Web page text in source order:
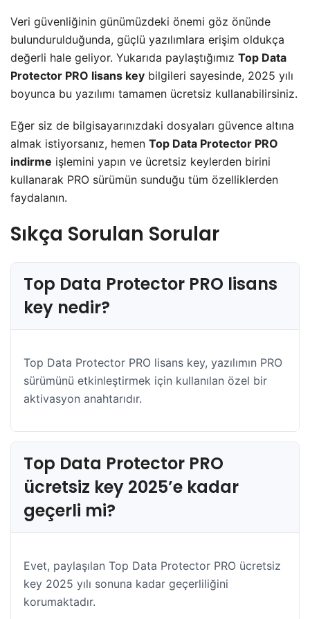
Veri güvenliğinin günümüzdeki önemi göz önünde
bulundurulduğunda, güçlü yazılımlara erişim oldukça
değerli hale geliyor. Yukarıda paylaştığımız Top Data
Protector PRO lisans key bilgileri sayesinde, 2025 yılı
boyunca bu yazılımı tamamen ücretsiz kullanabilirsiniz.
Eğer siz de bilgisayarınızdaki dosyaları güvence altına
almak istiyorsanız, hemen Top Data Protector PRO
indirme işlemini yapın ve ücretsiz keylerden birini
kullanarak PRO sürümün sunduğu tüm özelliklerden
faydalanın.
Sıkça Sorulan Sorular
Top Data Protector PRO lisans
key nedir?
Top Data Protector PRO lisans key, yazılımın PRO
sürümünü etkinleştirmek için kullanılan özel bir
aktivasyon anahtarıdır.
Top Data Protector PRO
ücretsiz key 2025’e kadar
geçerli mi?
Evet, paylaşılan Top Data Protector PRO ücretsiz
key 2025 yılı sonuna kadar geçerliliğini
korumaktadır.